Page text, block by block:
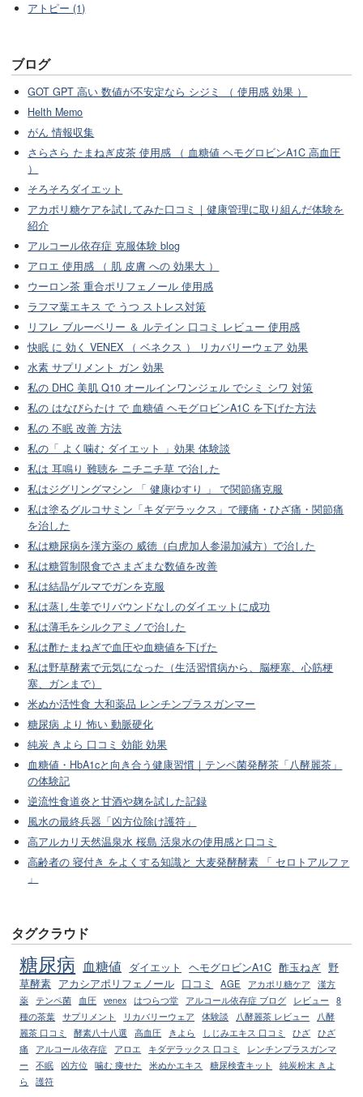
アトピー (1)
ブログ
GOT GPT 高い 数値が不安定なら シジミ （ 使用感 効果 ）
Helth Memo
がん 情報収集
さらさら たまねぎ皮茶 使用感 （ 血糖値 ヘモグロビンA1C 高血圧
）
そろそろダイエット
アカポリ糖ケアを試してみた口コミ｜健康管理に取り組んだ体験を
紹介
アルコール依存症 克服体験 blog
アロエ 使用感 （ 肌 皮膚 への 効果大 ）
ウーロン茶 重合ポリフェノール 使用感
ラフマ葉エキス で うつ ストレス対策
リフレ ブルーベリー ＆ ルテイン 口コミ レビュー 使用感
快眠 に 効く VENEX （ ベネクス ） リカバリーウェア 効果
水素 サプリメント ガン 効果
私の DHC 美肌 Q10 オールインワンジェル でシミ シワ 対策
私の はなびらたけ で 血糖値 ヘモグロビンA1C を下げた方法
私の 不眠 改善 方法
私の「 よく噛む ダイエット 」効果 体験談
私は 耳鳴り 難聴を ニチニチ草 で治した
私はジグリングマシン 「 健康ゆすり 」 で関節痛克服
私は塗るグルコサミン「キダデラックス」で腰痛・ひざ痛・関節痛
を治した
私は糖尿病を漢方薬の 威徳（白虎加人参湯加減方）で治した
私は糖質制限食でさまざまな数値を改善
私は結晶ゲルマでガンを克服
私は蒸し生姜でリバウンドなしのダイエットに成功
私は薄毛をシルクアミノで治した
私は酢たまねぎで血圧や血糖値を下げた
私は野草酵素で元気になった（生活習慣病から、脳梗塞、心筋梗
塞、ガンまで）
米ぬか活性食 大和薬品 レンチンプラスガンマー
糖尿病 より 怖い 動脈硬化
純炭 きよら 口コミ 効能 効果
血糖値・HbA1cと向き合う健康習慣｜テンペ菌発酵茶「八酵麗茶」
の体験記
逆流性食道炎と甘酒や麹を試した記録
風水の最終兵器「凶方位除け護符」
高アルカリ天然温泉水 桜島 活泉水の使用感と口コミ
高齢者の 寝付き をよくする知識と 大麦発酵酵素 「 セロトアルファ
」
タグクラウド
糖尿病 血糖値 ダイエット ヘモグロビンA1C 酢玉ねぎ 野
草酵素 アカシアポリフェノール 口コミ AGE アカポリ糖ケア
漢方
薬 テンペ菌 血圧 venex はつらつ堂 アルコール依存症 ブログ レビュー
8
種の茶葉
サプリメント リカバリーウェア 体験談 八酵麗茶 レビュー
八酵
麗茶 口コミ
酵素八十八選 高血圧 きよら しじみエキス 口コミ ひざ
ひざ
痛
アルコール依存症 アロエ キダデラックス 口コミ
レンチンプラスガンマ
ー
不眠 凶方位 噛む 痩せた 米ぬかエキス 糖尿検査キット
純炭粉末 きよ
ら
護符